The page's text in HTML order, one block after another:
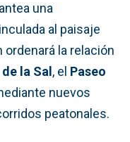
una
al paisaje
la relación
de la Sal, el Paseo
nuevos
peatonales.